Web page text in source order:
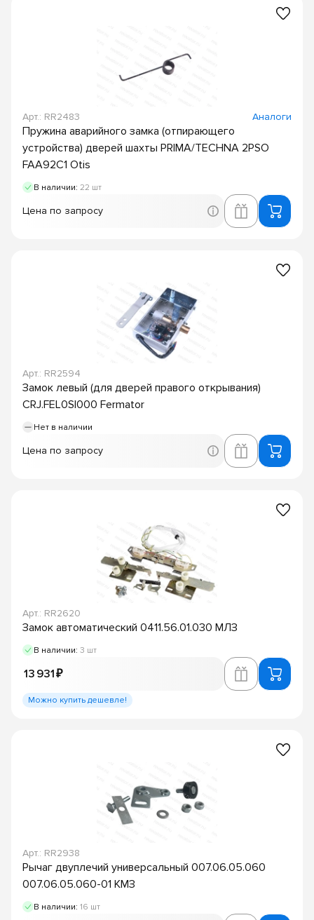
Арт.: RR2483 Аналоги
Пружина аварийного замка (отпирающего
устройства) дверей шахты PRIMA/TECHNA 2PSO
FAA92C1 Otis
В наличии: 22 шт
Цена по запросу
Арт.: RR2594
Замок левый (для дверей правого открывания)
CRJ.FEL0SI000 Fermator
Нет в наличии
Цена по запросу
Арт.: RR2620
Замок автоматический 0411.56.01.030 МЛЗ
В наличии: 3 шт
13 931 ₽
Можно купить дешевле!
Арт.: RR2938
Рычаг двуплечий универсальный 007.06.05.060
007.06.05.060-01 КМЗ
В наличии: 16 шт